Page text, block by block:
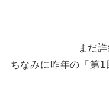
まだ
ちなみに昨年の「第